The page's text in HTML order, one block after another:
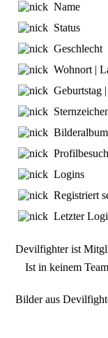
Name
Status
Geschlecht
Wohnort |
Geburtstag
Bilderalbum
Logins
Registriert
Letzter
Devilfighter ist
Ist in keinem Team
Bilder aus